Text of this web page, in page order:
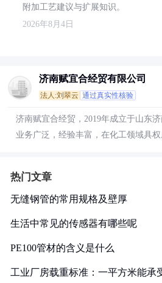
附加工艺建议与扩展知识。
2026年8月4日
济南赋宜合经贸有限公司
法人:刘翠云 通过真实性核验
济南赋宜合经贸，2019年成立于山东
业务广泛，经验丰富，在化工领域具权
热门文章
无缝钢管的常用规格及壁厚
生活中常见的传感器有哪些呢
PE100管材的含义是什么
工业厂房载重标准：一平方米能承